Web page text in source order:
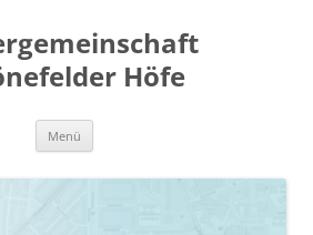
Höfe
Menü